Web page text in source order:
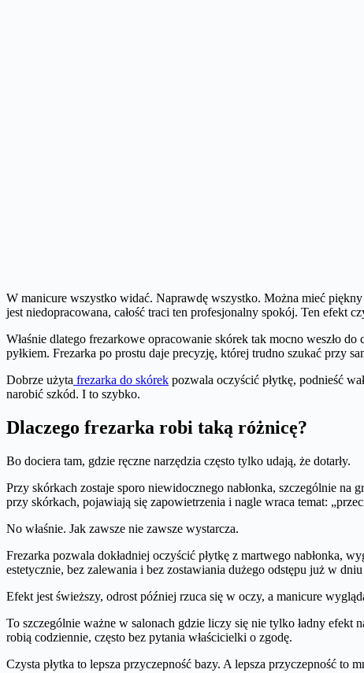
W manicure wszystko widać. Naprawdę wszystko. Można mieć
jest niedopracowana, całość traci ten profesjonalny spokój. Ten efekt
Właśnie dlatego frezarkowe opracowanie skórek tak mocno weszło
pyłkiem. Frezarka po prostu daje precyzję, której trudno szukać przy
Dobrze użyta frezarka do skórek pozwala oczyścić płytkę, podnieść
narobić szkód. I to szybko.
Dlaczego frezarka robi taką różnicę?
Bo dociera tam, gdzie ręczne narzędzia często tylko udają, że dotarły.
Przy skórkach zostaje sporo niewidocznego nabłonka, szczególnie na
przy skórkach, pojawiają się zapowietrzenia i nagle wraca temat:
No właśnie. Jak zawsze nie zawsze wystarcza.
Frezarka pozwala dokładniej oczyścić płytkę z martwego nabłonka,
estetycznie, bez zalewania i bez zostawiania dużego odstępu już w
Efekt jest świeższy, odrost później rzuca się w oczy, a manicure
To szczególnie ważne w salonach gdzie liczy się nie tylko ładny
robią codziennie, często bez pytania właścicielki o zgodę.
Czysta płytka to lepsza przyczepność bazy. A lepsza przyczepność